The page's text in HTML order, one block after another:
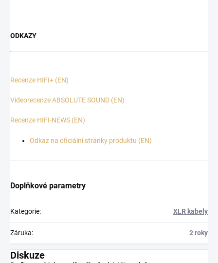
ODKAZY
Recenze HIFI+ (EN)
Videorecenze ABSOLUTE SOUND (EN)
Recenze HIFI-NEWS (EN)
Odkaz na oficiální stránky produktu (EN)
Doplňkové parametry
Kategorie: XLR kabely
Záruka: 2 roky
Diskuze